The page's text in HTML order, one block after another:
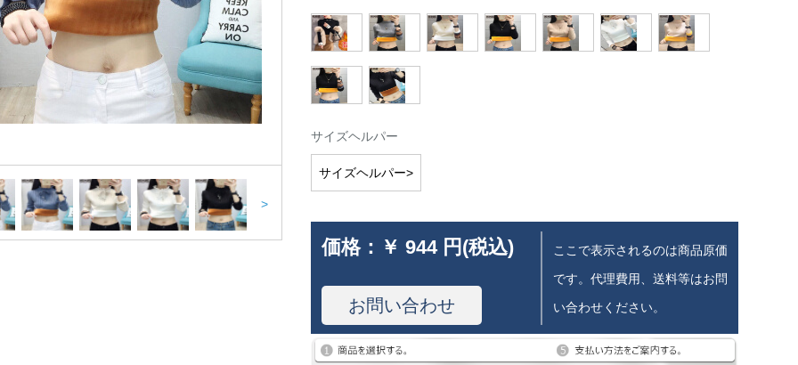
>
サイズヘルパー
サイズヘルパー>
価格： ￥ 944 円(税込)
お問い合わせ
ここで表示されるのは商品原価
です。代理費用、送料等はお問
い合わせください。